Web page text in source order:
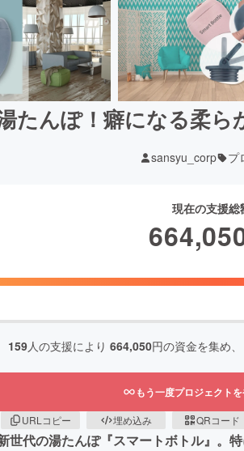
たんぽ！癖になる柔
sansyu_corp プ
現在の支援総
159人の支援により 664,050円の資金を集め、
もう一度プロジェクト
URLコピー 埋め込み QRコード
代の湯たんぽ『スマートボトル』。